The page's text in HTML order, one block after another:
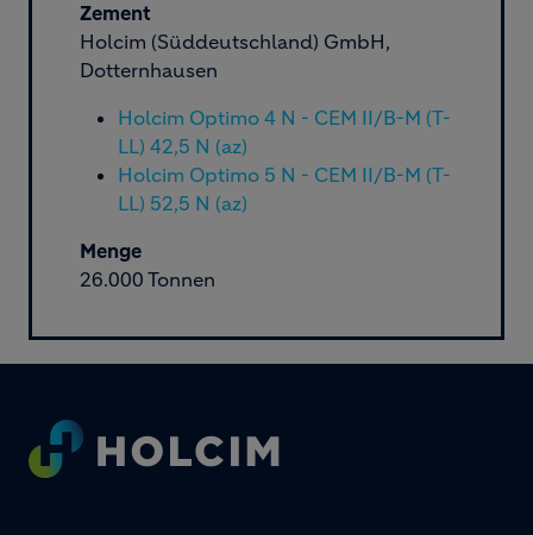
Zement
Holcim (Süddeutschland) GmbH,
Dotternhausen
Holcim Optimo 4 N - CEM II/B-M (T-
LL) 42,5 N (az)
Holcim Optimo 5 N - CEM II/B-M (T-
LL) 52,5 N (az)
Menge
26.000 Tonnen
Footer